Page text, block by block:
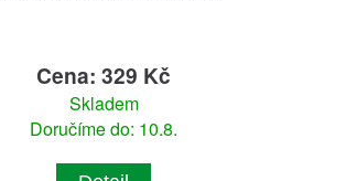
Cena: 329 Kč
Skladem
Doručíme do: 10.8.